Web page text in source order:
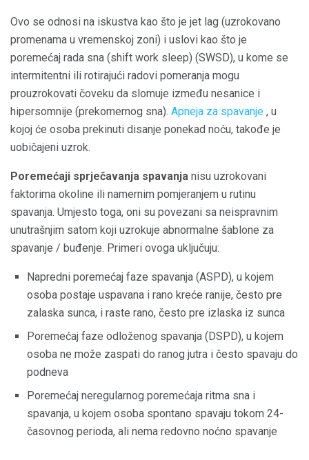
Ovo se odnosi na iskustva kao što je jet lag (uzrokovano
promenama u vremenskoj zoni) i uslovi kao što je
poremećaj rada sna (shift work sleep) (SWSD), u kome se
intermitentni ili rotirajući radovi pomeranja mogu
prouzrokovati čoveku da slomuje između nesanice i
hipersomnije (prekomernog sna). Apneja za spavanje , u
kojoj će osoba prekinuti disanje ponekad noću, takođe je
uobičajeni uzrok.
Poremećaji sprječavanja spavanja nisu uzrokovani
faktorima okoline ili namernim pomjeranjem u rutinu
spavanja. Umjesto toga, oni su povezani sa neispravnim
unutrašnjim satom koji uzrokuje abnormalne šablone za
spavanje / buđenje. Primeri ovoga uključuju:
Napredni poremećaj faze spavanja (ASPD), u kojem
osoba postaje uspavana i rano kreće ranije, često pre
zalaska sunca, i raste rano, često pre izlaska iz sunca
Poremećaj faze odloženog spavanja (DSPD), u kojem
osoba ne može zaspati do ranog jutra i često spavaju do
podneva
Poremećaj neregularnog poremećaja ritma sna i
spavanja, u kojem osoba spontano spavaju tokom 24-
časovnog perioda, ali nema redovno noćno spavanje